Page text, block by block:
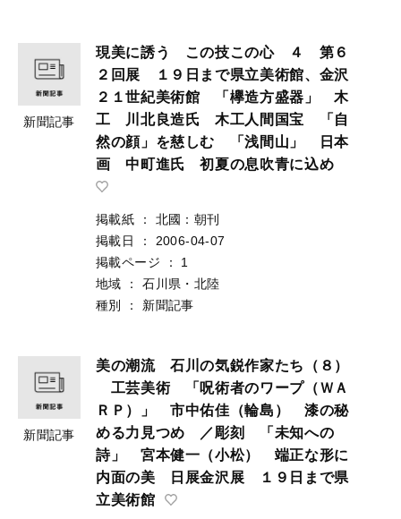
新聞記事
現美に誘う この技この心 ４ 第６
２回展 １９日まで県立美術館、金沢
２１世紀美術館 「欅造方盛器」 木
工 川北良造氏 木工人間国宝 「自
然の顔」を慈しむ 「浅間山」 日本
画 中町進氏 初夏の息吹青に込め
掲載紙 ：
北國：朝刊
掲載日
：
2006-04-07
掲載ページ
：
1
地域
：
石川県・北陸
種別
： 新聞記事
新聞記事
美の潮流 石川の気鋭作家たち（８）
工芸美術 「呪術者のワープ（ＷＡ
ＲＰ）」 市中佑佳（輪島） 漆の秘
める力見つめ ／彫刻 「未知への
詩」 宮本健一（小松） 端正な形に
内面の美 日展金沢展 １９日まで県
立美術館